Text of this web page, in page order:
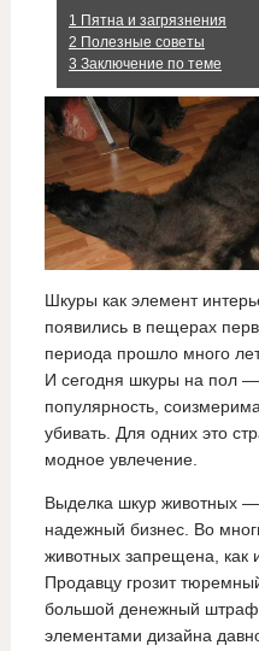
1 Пятна и загрязнения
2 Полезные советы
3 Заключение по теме
Шкуры как элемент
появились в пещерах
периода прошло много
И сегодня шкуры на пол —
популярность,
убивать. Для одних это
модное увлечение.
Выделка шкур животных
надежный бизнес. Во
животных запрещена, как
Продавцу грозит
большой денежный
элементами дизайна